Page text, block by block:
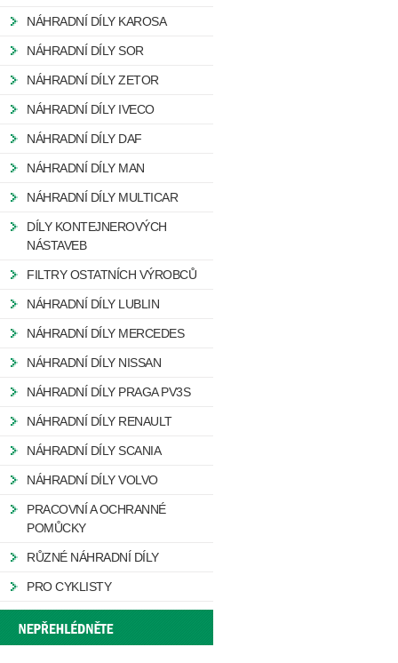
NÁHRADNÍ DÍLY KAROSA
NÁHRADNÍ DÍLY SOR
NÁHRADNÍ DÍLY ZETOR
NÁHRADNÍ DÍLY IVECO
NÁHRADNÍ DÍLY DAF
NÁHRADNÍ DÍLY MAN
NÁHRADNÍ DÍLY MULTICAR
DÍLY KONTEJNEROVÝCH
NÁSTAVEB
FILTRY OSTATNÍCH VÝROBCŮ
NÁHRADNÍ DÍLY LUBLIN
NÁHRADNÍ DÍLY MERCEDES
NÁHRADNÍ DÍLY NISSAN
NÁHRADNÍ DÍLY PRAGA PV3S
NÁHRADNÍ DÍLY RENAULT
NÁHRADNÍ DÍLY SCANIA
NÁHRADNÍ DÍLY VOLVO
PRACOVNÍ A OCHRANNÉ
POMŮCKY
RŮZNÉ NÁHRADNÍ DÍLY
PRO CYKLISTY